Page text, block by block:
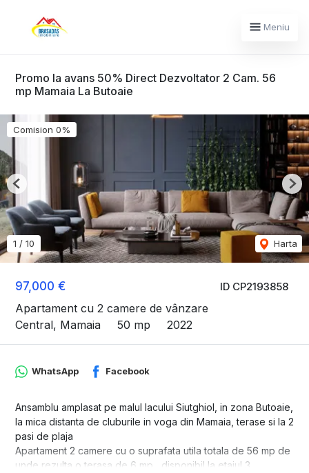
Meniu
Promo la avans 50% Direct Dezvoltator 2 Cam. 56
mp Mamaia La Butoaie
ID CP2193858
97,000 €
Apartament cu 2 camere de vânzare
Central, Mamaia
50 mp 2022
Comision 0%
1 / 10 Harta
Previous
WhatsApp Facebook
Ansamblu amplasat pe malul lacului Siutghiol, in zona Butoaie,
la mica distanta de cluburile in voga din Mamaia, terase si la 2
pasi de plaja
Apartament 2 camere cu o suprafata utila totala de 56 mp de
unde rezulta o terasa de 6 mp , disponibil la etajul 3.